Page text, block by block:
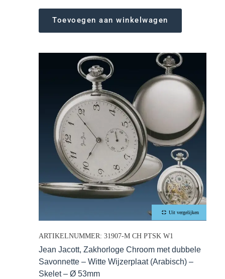
Toevoegen aan winkelwagen
Uit vergelijken
ARTIKELNUMMER: 31907-M CH PTSK W1
Jean Jacott, Zakhorloge Chroom met dubbele
Savonnette – Witte Wijzerplaat (Arabisch) –
Skelet – Ø 53mm